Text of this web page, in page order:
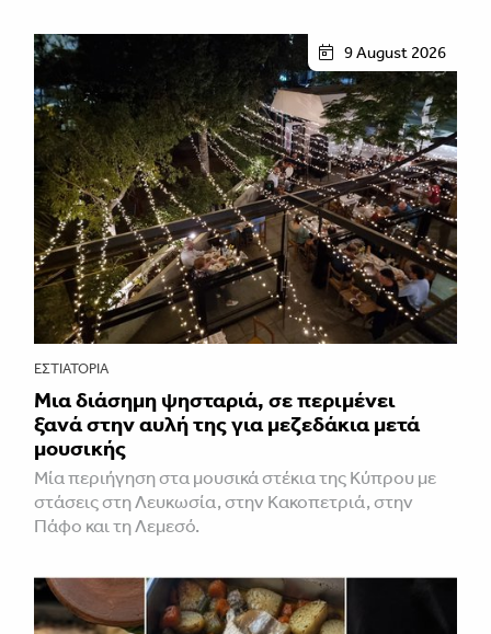
9 August 2026
ΕΣΤΙΑΤΌΡΙΑ
Μια διάσημη ψησταριά, σε περιμένει
ξανά στην αυλή της για μεζεδάκια μετά
μουσικής
Μία περιήγηση στα μουσικά στέκια της Κύπρου με
στάσεις στη Λευκωσία, στην Κακοπετριά, στην
Πάφο και τη Λεμεσό.